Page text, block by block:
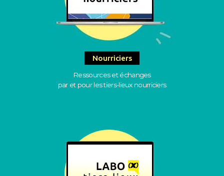
Nourriciers
Ressources et échanges
par et pour les tiers-lieux nourriciers